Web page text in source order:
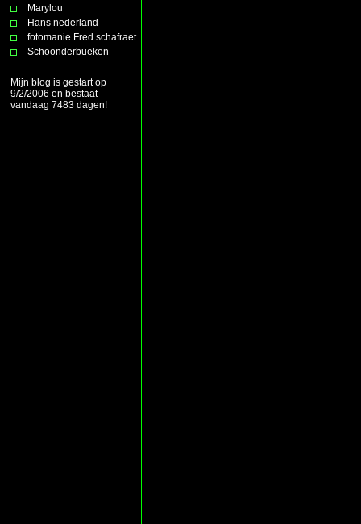
Marylou
Hans nederland
fotomanie Fred schafraet
Schoonderbueken
Mijn blog is gestart op
9/2/2006 en bestaat
vandaag 7483 dagen!